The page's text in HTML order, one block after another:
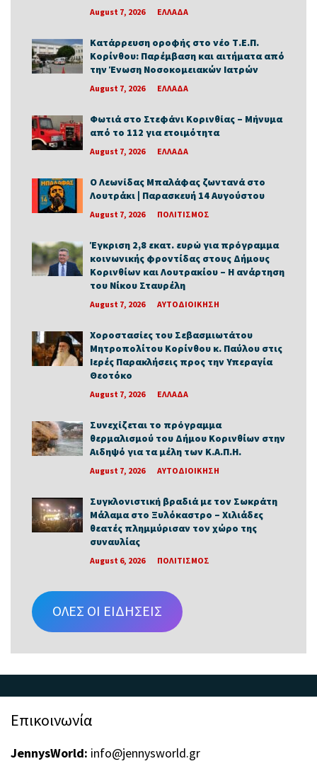
August 7, 2026 ΕΛΛΑΔΑ
Κατάρρευση οροφής στο νέο Τ.Ε.Π.
Κορίνθου: Παρέμβαση και αιτήματα από
την Ένωση Νοσοκομειακών Ιατρών
August 7, 2026 ΕΛΛΑΔΑ
Φωτιά στο Στεφάνι Κορινθίας – Μήνυμα
από το 112 για ετοιμότητα
August 7, 2026 ΕΛΛΑΔΑ
Ο Λεωνίδας Μπαλάφας ζωντανά στο
Λουτράκι | Παρασκευή 14 Αυγούστου
August 7, 2026 ΠΟΛΙΤΙΣΜΟΣ
Έγκριση 2,8 εκατ. ευρώ για πρόγραμμα
κοινωνικής φροντίδας στους Δήμους
Κορινθίων και Λουτρακίου – Η ανάρτηση
του Νίκου Σταυρέλη
August 7, 2026 ΑΥΤΟΔΙΟΙΚΗΣΗ
Χοροστασίες του Σεβασμιωτάτου
Μητροπολίτου Κορίνθου κ. Παύλου στις
Ιερές Παρακλήσεις προς την Υπεραγία
Θεοτόκο
August 7, 2026 ΕΛΛΑΔΑ
Συνεχίζεται το πρόγραμμα
θερμαλισμού του Δήμου Κορινθίων στην
Αιδηψό για τα μέλη των Κ.Α.Π.Η.
August 7, 2026 ΑΥΤΟΔΙΟΙΚΗΣΗ
Συγκλονιστική βραδιά με τον Σωκράτη
Μάλαμα στο Ξυλόκαστρο – Χιλιάδες
θεατές πλημμύρισαν τον χώρο της
συναυλίας
August 6, 2026 ΠΟΛΙΤΙΣΜΟΣ
ΟΛΕΣ ΟΙ ΕΙΔΗΣΕΙΣ
Επικοινωνία
JennysWorld: info@jennysworld.gr